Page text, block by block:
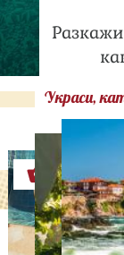
Украси,